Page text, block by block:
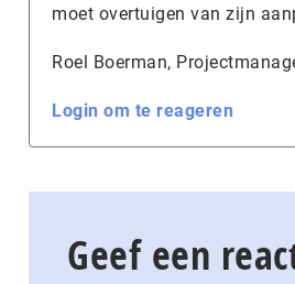
moet overtuigen van zijn
Roel Boerman,
Login om te reageren
Geef een